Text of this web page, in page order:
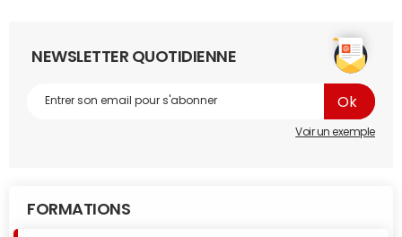
NEWSLETTER QUOTIDIENNE
Voir un exemple
FORMATIONS